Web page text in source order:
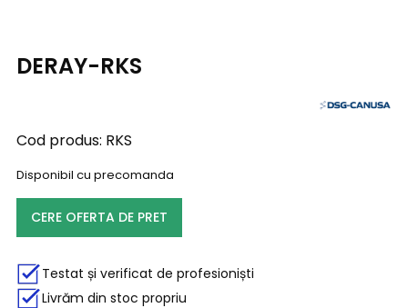
DERAY-RKS
Cod produs: RKS
Disponibil cu precomanda
CERE OFERTA DE PRET
Testat și verificat de profesioniști
Livrăm din stoc propriu